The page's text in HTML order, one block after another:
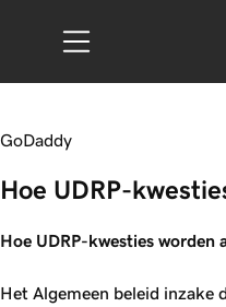
GoDaddy
Hoe UDRP-
Hoe UDRP-kwesties worden
Het Algemeen beleid inzake